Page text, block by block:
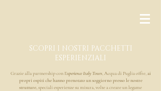
SCOPRI I NOSTRI PACCHETTI
ESPERIENZIALI
Grazie alla partnership con Experience Italy Tours, Acqua di Puglia offre,ai
propri ospiti che hanno prenotato un soggiorno presso le nostre
strutture,speciali esperienze su misura, volte a creare un legame